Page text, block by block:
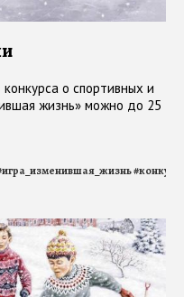
о спортивных и
жизнь» можно до 25
игра_изменившая_жизнь#